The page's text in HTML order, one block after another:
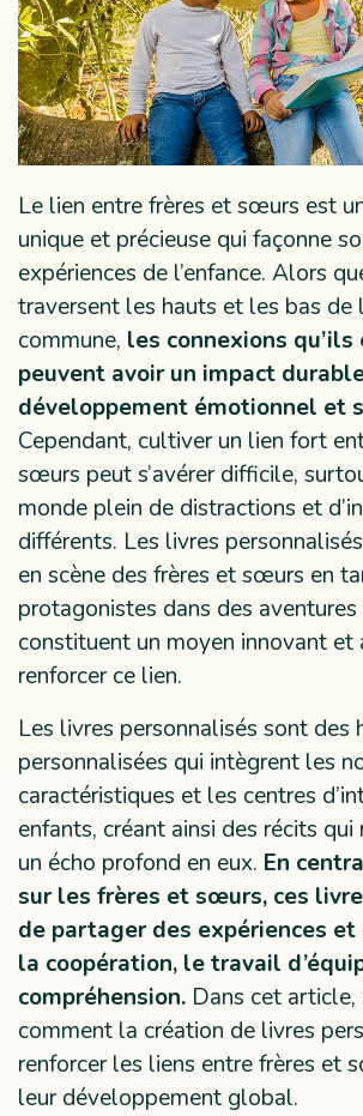
Le lien entre frères et sœurs est
unique et précieuse qui façonne
expériences de l’enfance. Alors
traversent les hauts et les bas de
commune, les connexions
peuvent avoir un impact
développement émotionnel et
Cependant, cultiver un lien fort
sœurs peut s’avérer difficile,
monde plein de distractions et
différents. Les livres
en scène des frères et sœurs en
protagonistes dans des aventures
constituent un moyen innovant
renforcer ce lien.
Les livres personnalisés sont des
personnalisées qui intègrent les
caractéristiques et les centres
enfants, créant ainsi des récits
un écho profond en eux. En
sur les frères et sœurs, ces
de partager des expériences
la coopération, le travail
compréhension. Dans cet article,
comment la création de livres
renforcer les liens entre frères et
leur développement global.